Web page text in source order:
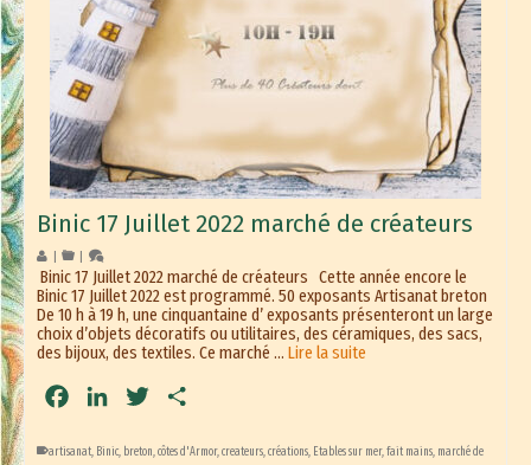
Binic 17 Juillet 2022 marché de créateurs
Binic 17 Juillet 2022 marché de créateurs Cette année encore le
Binic 17 Juillet 2022 est programmé. 50 exposants Artisanat breton
De 10 h à 19 h, une cinquantaine d’ exposants présenteront un large
choix d’objets décoratifs ou utilitaires, des céramiques, des sacs,
des bijoux, des textiles. Ce marché … Lire la suite
FacebookLinkedInTwitter
artisanat, Binic, breton,côtes d'Armor,createurs,créations, Etables sur mer,fait mains, marché de